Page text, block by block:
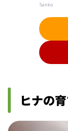
Sanko
ヒナの